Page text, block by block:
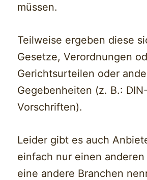
müssen.
Teilweise ergeben diese
Gesetze, Verordnungen
Gerichtsurteilen oder
Gegebenheiten (z. B.: DIN-
Vorschriften).
Leider gibt es auch
einfach nur einen
eine andere Branchen